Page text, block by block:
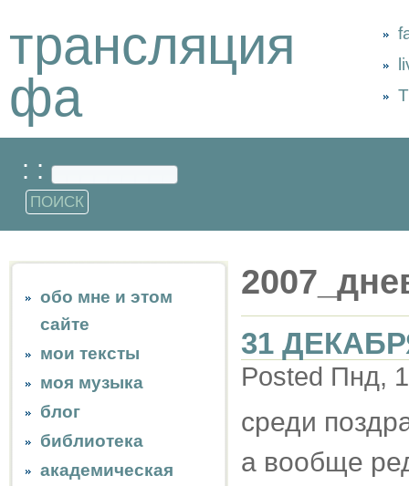
трансляция
фа
: :
обо мне и этом
сайте
мои тексты
моя музыка
блог
библиотека
академическая
31
Posted Пнд,
среди
а вообще